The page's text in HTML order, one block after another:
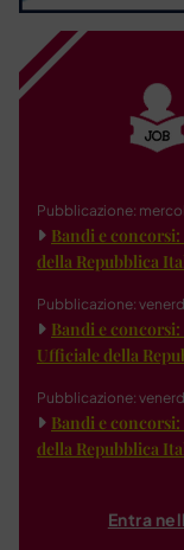
Pubblicazione:
Bandi e
della Repubblica
Pubblicazione:
Bandi e
Ufficiale della
Pubblicazione:
Bandi e
della Repubblica
Entra